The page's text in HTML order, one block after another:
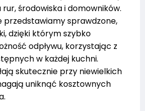
środowiska i domowników.
przedstawiamy sprawdzone,
dzięki którym szybko
odpływu, korzystając z
w każdej kuchni.
skutecznie przy niewielkich
uniknąć kosztownych